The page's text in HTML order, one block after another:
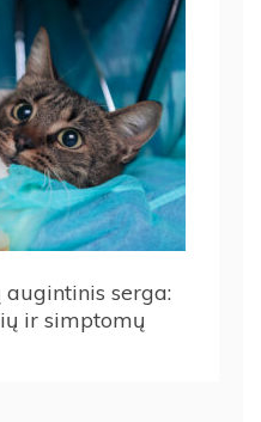
serga:
ir simptomų